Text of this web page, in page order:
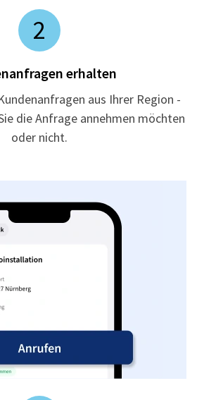
2
erhalten
aus Ihrer Region -
die Anfrage annehmen möchten
oder nicht.